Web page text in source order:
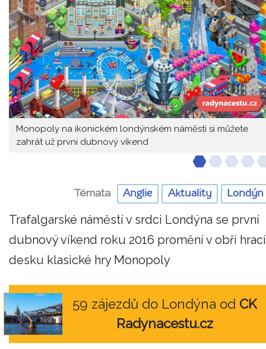
Monopoly na ikonickém londýnském náměstí si můžete
zahrát už první dubnový víkend
Témata Anglie Aktuality Londýn
Trafalgarské náměstí v srdci Londýna se první
dubnový víkend roku 2016 promění v obří hrací
desku klasické hry Monopoly
59 zájezdů do Londýna od CK
Radynacestu.cz